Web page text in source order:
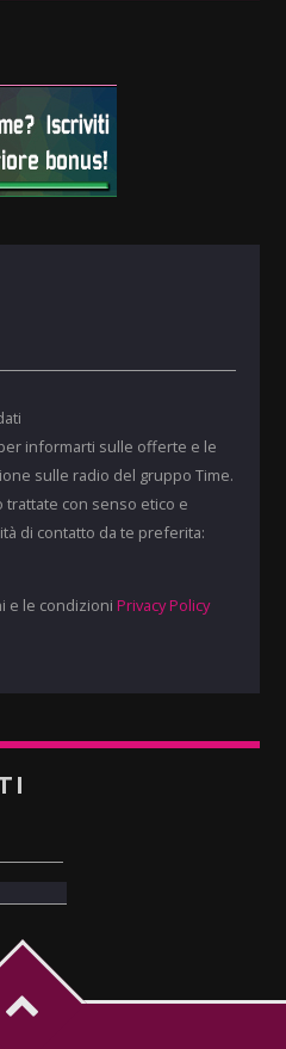
informarti sulle offerte e le
sulle radio del gruppo Time.
con senso etico e
di contatto da te preferita:
e le condizioni Privacy Policy